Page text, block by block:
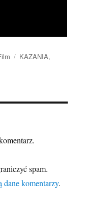
Kategorie
KAZANIA,
spam.
dane komentarzy.